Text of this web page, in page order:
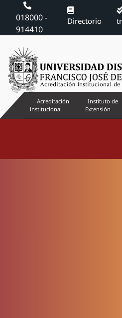
018000 -
914410
Directorio
Acreditación
institucional
Instituto de
Extensión